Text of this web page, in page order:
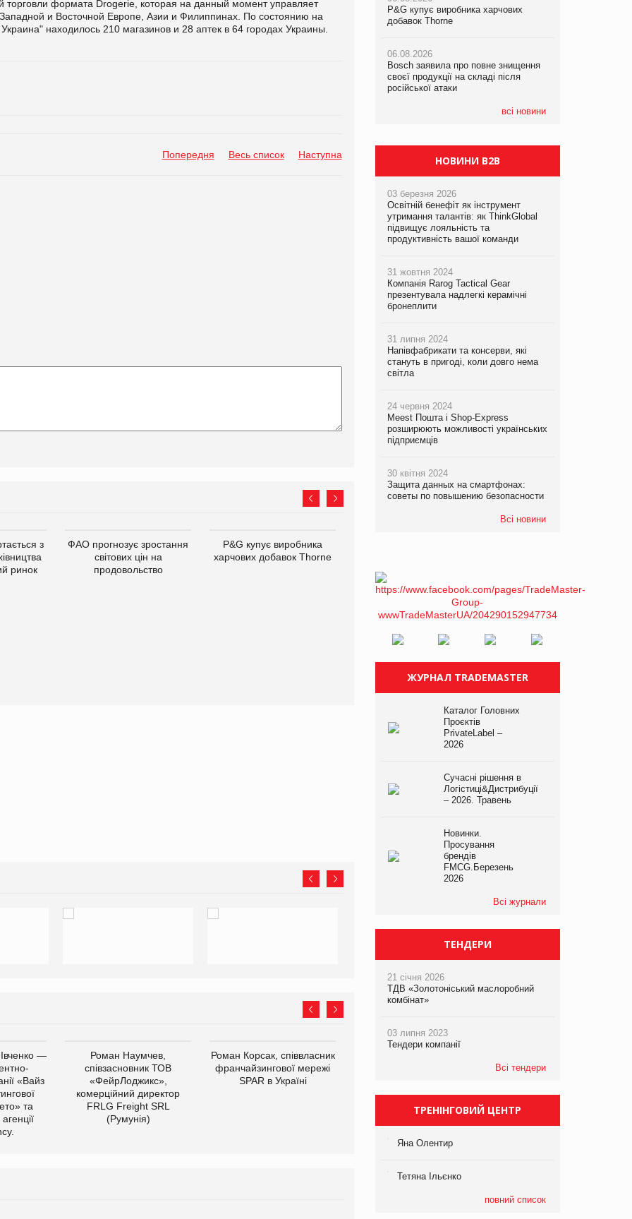
торговли формата Drogerie, которая на данный момент управляет
и Восточной Европе, Азии и Филиппинах. По состоянию на
находилось 210 магазинов и 28 аптек в 64 городах Украины.
Попередня Весь список Наступна
з
ринок
ФАО прогнозує зростання
світових цін на
продовольство
P&G купує виробника
харчових добавок Thorne
на складі після російської
Varto!
—
«Вайз
та
Роман Наумчев,
співзасновник ТОВ
«ФейрЛоджикс»,
комерційний директор
FRLG Freight SRL
(Румунія)
Роман Корсак, співвласник
франчайзингової мережі
SPAR в Україні
виробництва
компанії «УкраМарин»
P&G купує виробника харчових
добавок Thorne
06.08.2026
Bosch заявила про повне знищення
своєї продукції на складі після
російської атаки
всі новини
P&G купує виробника харчових
добавок Thorne
06.08.2026
Bosch заявила про повне знищення
своєї продукції на складі після
російської атаки
P&G купує виробника харчових
добавок Thorne
06.08.2026
Bosch заявила про повне знищення
своєї продукції на складі після
російської атаки
НОВИНИ B2B
03 березня 2026
Освітній бенефіт як інструмент
утримання талантів: як ThinkGlobal
підвищує лояльність та
продуктивність вашої команди
31 жовтня 2024
Компанія Rarog Tactical Gear
презентувала надлегкі керамічні
бронеплити
31 липня 2024
Напівфабрикати та консерви, які
стануть в пригоді, коли довго нема
світла
24 червня 2024
Meest Пошта і Shop-Express
розширюють можливості українських
підприємців
30 квітня 2024
Защита данных на смартфонах:
советы по повышению безопасности
Всі новини
ЖУРНАЛ TRADEMASTER
Каталог Головних
Проєктів
PrivateLabel –
2026
Сучасні рішення в
Логістиці&Дистрибуції
– 2026. Травень
Новинки.
Просування
брендів
FMCG.Березень
2026
Всі журнали
ТЕНДЕРИ
21 січня 2026
ТДВ «Золотоніський маслоробний
комбінат»
03 липня 2023
Тендери компанії
Всі тендери
ТРЕНІНГОВИЙ ЦЕНТР
Яна Олентир
Тетяна Ільєнко
повний список